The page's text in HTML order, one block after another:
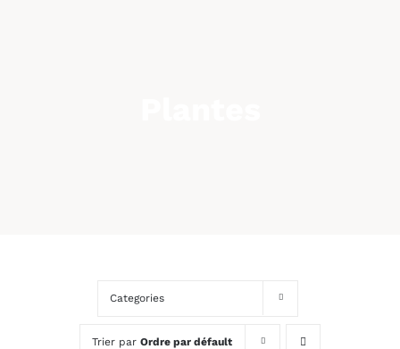
Categories
Trier par Ordre par défault